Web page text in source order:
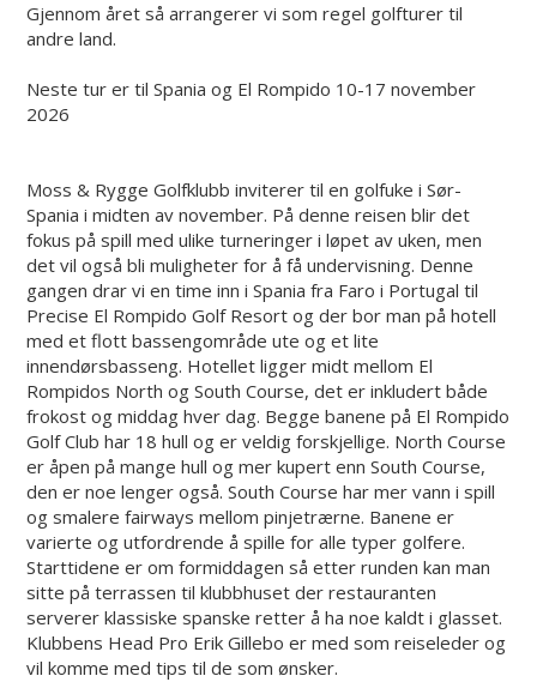
Gjennom året så arrangerer vi som regel golfturer til
andre land.
Neste tur er til Spania og El Rompido 10-17 november
2026
Moss & Rygge Golfklubb inviterer til en golfuke i Sør-
Spania i midten av november. På denne reisen blir det
fokus på spill med ulike turneringer i løpet av uken, men
det vil også bli muligheter for å få undervisning. Denne
gangen drar vi en time inn i Spania fra Faro i Portugal til
Precise El Rompido Golf Resort og der bor man på hotell
med et flott bassengområde ute og et lite
innendørsbasseng. Hotellet ligger midt mellom El
Rompidos North og South Course, det er inkludert både
frokost og middag hver dag. Begge banene på El Rompido
Golf Club har 18 hull og er veldig forskjellige. North Course
er åpen på mange hull og mer kupert enn South Course,
den er noe lenger også. South Course har mer vann i spill
og smalere fairways mellom pinjetrærne. Banene er
varierte og utfordrende å spille for alle typer golfere.
Starttidene er om formiddagen så etter runden kan man
sitte på terrassen til klubbhuset der restauranten
serverer klassiske spanske retter å ha noe kaldt i glasset.
Klubbens Head Pro Erik Gillebo er med som reiseleder og
vil komme med tips til de som ønsker.